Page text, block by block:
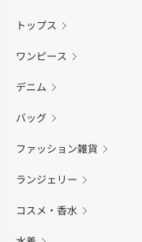
トップス
ワンピース
デニム
バッグ
ファッション雑貨
ランジェリー
コスメ・香水